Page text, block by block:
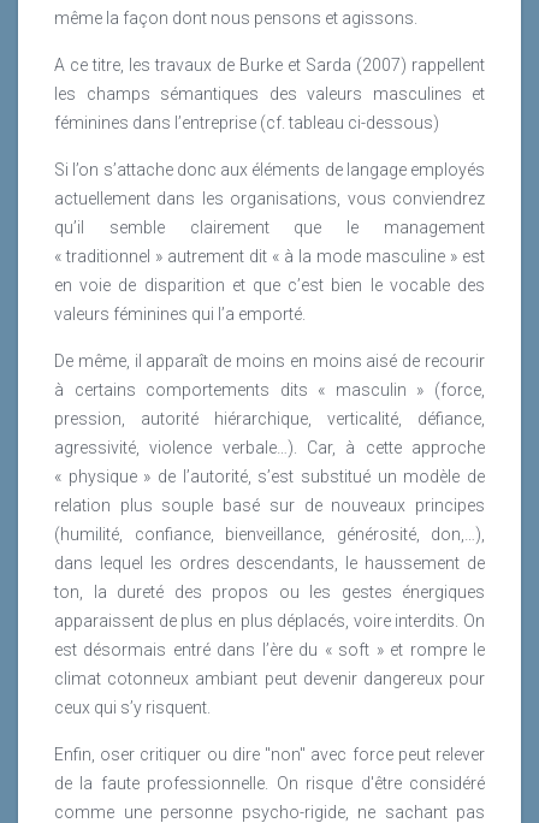
même la façon dont nous pensons et agissons.
A ce titre, les travaux de Burke et Sarda (2007) rappellent
les champs sémantiques des valeurs masculines et
féminines dans l’entreprise (cf. tableau ci-dessous)
Si l’on s’attache donc aux éléments de langage employés
actuellement dans les organisations, vous conviendrez
qu’il semble clairement que le management
« traditionnel » autrement dit « à la mode masculine » est
en voie de disparition et que c’est bien le vocable des
valeurs féminines qui l’a emporté.
De même, il apparaît de moins en moins aisé de recourir
à certains comportements dits « masculin » (force,
pression, autorité hiérarchique, verticalité, défiance,
agressivité, violence verbale…). Car, à cette approche
« physique » de l’autorité, s’est substitué un modèle de
relation plus souple basé sur de nouveaux principes
(humilité, confiance, bienveillance, générosité, don,…),
dans lequel les ordres descendants, le haussement de
ton, la dureté des propos ou les gestes énergiques
apparaissent de plus en plus déplacés, voire interdits. On
est désormais entré dans l’ère du « soft » et rompre le
climat cotonneux ambiant peut devenir dangereux pour
ceux qui s’y risquent.
Enfin, oser critiquer ou dire "non" avec force peut relever
de la faute professionnelle. On risque d'être considéré
comme une personne psycho-rigide, ne sachant pas